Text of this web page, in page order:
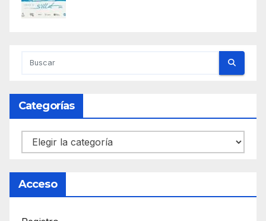
Categorías
Categorías
Acceso